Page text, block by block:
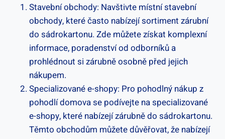
Stavební obchody: Navštivte místní stavební
obchody, které často nabízejí sortiment zárubní
do sádrokartonu. Zde můžete získat komplexní
informace, poradenství od odborníků a
prohlédnout si zárubně osobně před jejich
nákupem.
Specializované e-shopy: Pro pohodlný nákup z
pohodlí domova se podívejte na specializované
e-shopy, které nabízejí zárubně do sádrokartonu.
Těmto obchodům můžete důvěřovat, že nabízejí